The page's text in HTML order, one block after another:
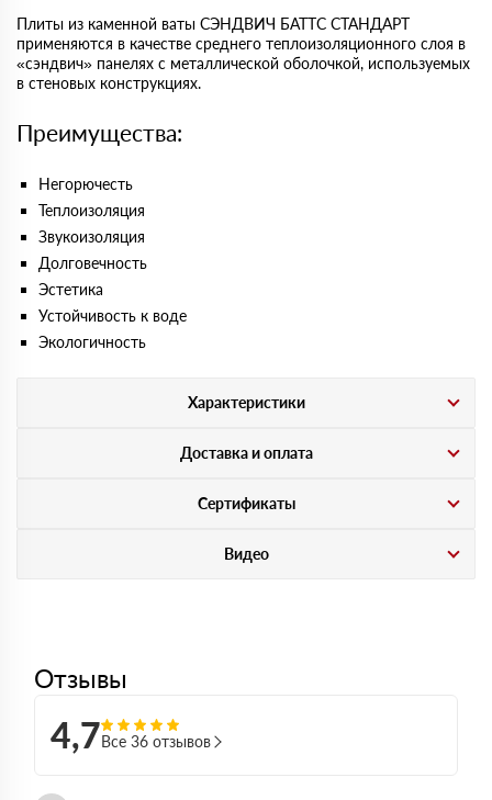
Плиты из каменной ваты СЭНДВИЧ БАТТС СТАНДАРТ
применяются в качестве среднего теплоизоляционного слоя в
«сэндвич» панелях с металлической оболочкой, используемых
в стеновых конструкциях.
Преимущества:
Негорючесть
Теплоизоляция
Звукоизоляция
Долговечность
Эстетика
Устойчивость к воде
Экологичность
Характеристики
Доставка и оплата
Сертификаты
Видео
Отзывы
4,7Все 36 отзывов